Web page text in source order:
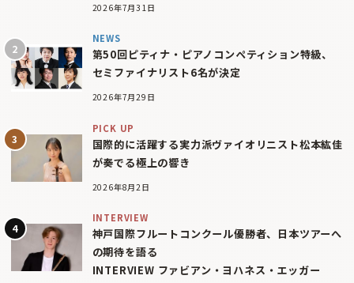
2026年7月31日
NEWS
第50回ピティナ・ピアノコンペティション特級、
セミファイナリスト6名が決定
2026年7月29日
PICK UP
国際的に活躍する実力派ヴァイオリニスト松本紘佳
が奏でる極上の響き
2026年8月2日
INTERVIEW
神戸国際フルートコンクール優勝者、日本ツアーへ
の期待を語る
INTERVIEW ファビアン・ヨハネス・エッガー